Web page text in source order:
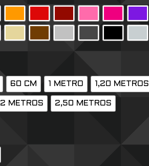
60 CM 1 METRO 1,20 METROS
2 METROS 2,50 METROS